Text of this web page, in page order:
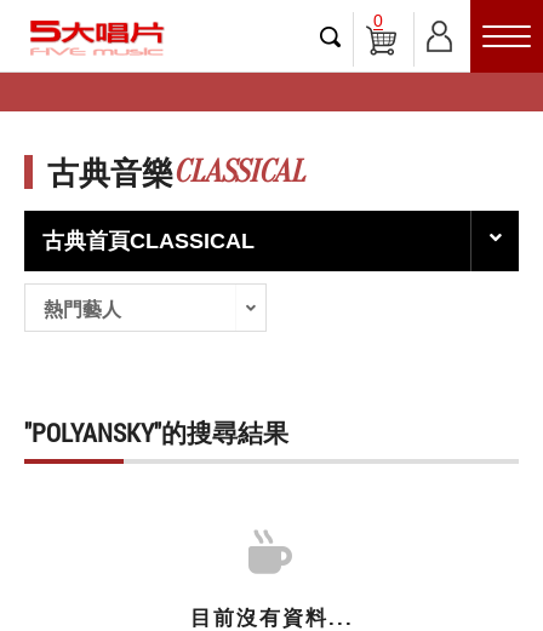
0
古典音樂CLASSICAL
古典首頁CLASSICAL
熱門藝人
"POLYANSKY"的搜尋結果
目前沒有資料...